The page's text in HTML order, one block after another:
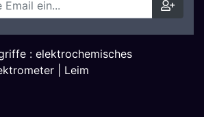
: elektrochemisches
Leim